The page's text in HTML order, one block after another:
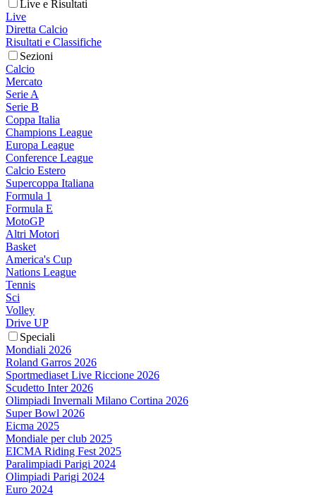
Live e Risultati
Live
Diretta Calcio
Risultati e Classifiche
Sezioni
Calcio
Mercato
Serie A
Serie B
Coppa Italia
Champions League
Europa League
Conference League
Calcio Estero
Supercoppa Italiana
Formula 1
Formula E
MotoGP
Altri Motori
Basket
America's Cup
Nations League
Tennis
Sci
Volley
Drive UP
Speciali
Mondiali 2026
Roland Garros 2026
Sportmediaset Live Riccione 2026
Scudetto Inter 2026
Olimpiadi Invernali Milano Cortina 2026
Super Bowl 2026
Eicma 2025
Mondiale per club 2025
EICMA Riding Fest 2025
Paralimpiadi Parigi 2024
Olimpiadi Parigi 2024
Euro 2024